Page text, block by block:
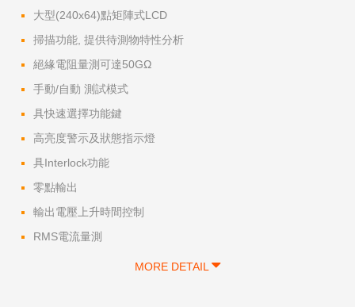
大型(240x64)點矩陣式LCD
掃描功能, 提供待測物特性分析
絕緣電阻量測可達50GΩ
手動/自動 測試模式
具快速選擇功能鍵
高亮度警示及狀態指示燈
具Interlock功能
零點輸出
輸出電壓上升時間控制
RMS電流量測
MORE DETAIL